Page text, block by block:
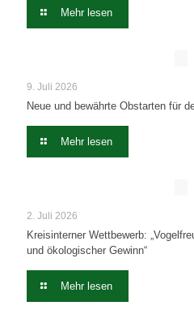
Mehr lesen
9. Juli 2026
Neue und bewährte Obstarten für
Mehr lesen
2. Juli 2026
Kreisinterner Wettbewerb:
und ökologischer Gewinn“
Mehr lesen